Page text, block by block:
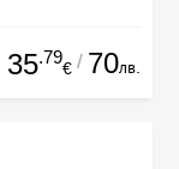
35.79
€ / 70лв.